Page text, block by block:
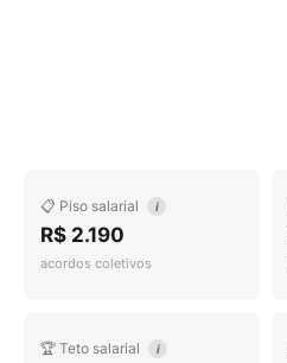
📋 Piso salarial i
R$ 2.190
acordos coletivos
🏆 Teto salarial i